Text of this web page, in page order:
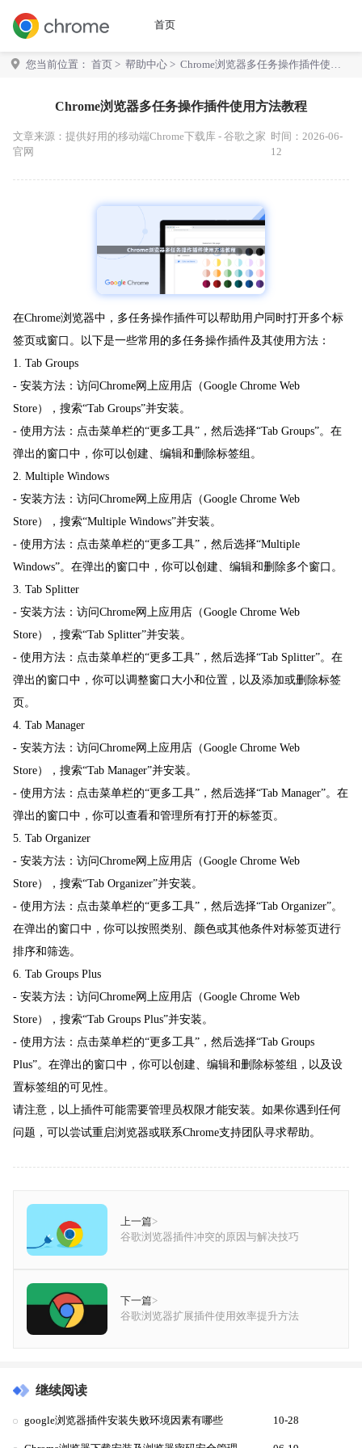
首页
您当前位置： 首页 > 帮助中心 > Chrome浏览器多任务操作插件使用
Chrome浏览器多任务操作插件使用方法教程
文章来源： 提供好用的移动端Chrome下载库 - 谷歌之家
官网
时间：2026-06-
12
在Chrome浏览器中，多任务操作插件可以帮助用户同时打开多个标
签页或窗口。以下是一些常用的多任务操作插件及其使用方法：
1. Tab Groups
- 安装方法：访问Chrome网上应用店（Google Chrome Web
Store），搜索“Tab Groups”并安装。
- 使用方法：点击菜单栏的“更多工具”，然后选择“Tab Groups”。在
弹出的窗口中，你可以创建、编辑和删除标签组。
2. Multiple Windows
- 安装方法：访问Chrome网上应用店（Google Chrome Web
Store），搜索“Multiple Windows”并安装。
- 使用方法：点击菜单栏的“更多工具”，然后选择“Multiple
Windows”。在弹出的窗口中，你可以创建、编辑和删除多个窗口。
3. Tab Splitter
- 安装方法：访问Chrome网上应用店（Google Chrome Web
Store），搜索“Tab Splitter”并安装。
- 使用方法：点击菜单栏的“更多工具”，然后选择“Tab Splitter”。在
弹出的窗口中，你可以调整窗口大小和位置，以及添加或删除标签
页。
4. Tab Manager
- 安装方法：访问Chrome网上应用店（Google Chrome Web
Store），搜索“Tab Manager”并安装。
- 使用方法：点击菜单栏的“更多工具”，然后选择“Tab Manager”。在
弹出的窗口中，你可以查看和管理所有打开的标签页。
5. Tab Organizer
- 安装方法：访问Chrome网上应用店（Google Chrome Web
Store），搜索“Tab Organizer”并安装。
- 使用方法：点击菜单栏的“更多工具”，然后选择“Tab Organizer”。
在弹出的窗口中，你可以按照类别、颜色或其他条件对标签页进行
排序和筛选。
6. Tab Groups Plus
- 安装方法：访问Chrome网上应用店（Google Chrome Web
Store），搜索“Tab Groups Plus”并安装。
- 使用方法：点击菜单栏的“更多工具”，然后选择“Tab Groups
Plus”。在弹出的窗口中，你可以创建、编辑和删除标签组，以及设
置标签组的可见性。
请注意，以上插件可能需要管理员权限才能安装。如果你遇到任何
问题，可以尝试重启浏览器或联系Chrome支持团队寻求帮助。
上一篇>
谷歌浏览器插件冲突的原因与解决技巧
下一篇>
谷歌浏览器扩展插件使用效率提升方法
继续阅读
google浏览器插件安装失败环境因素有哪些 10-28